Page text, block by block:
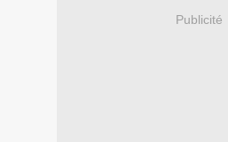
Publicité